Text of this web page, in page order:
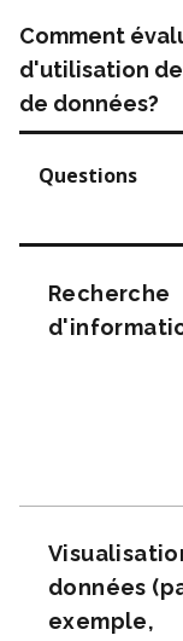
Comment
d'utilisation
de données?
Questions
Recherche
données
exemple,